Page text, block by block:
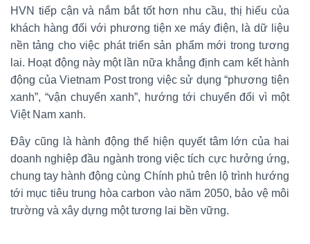
HVN tiếp cận và nắm bắt tốt hơn nhu cầu, thị hiếu của
khách hàng đối với phương tiện xe máy điện, là dữ liệu
nền tảng cho việc phát triển sản phẩm mới trong tương
lai. Hoạt động này một lần nữa khẳng định cam kết hành
động của Vietnam Post trong việc sử dụng “phương tiện
xanh”, “vận chuyển xanh”, hướng tới chuyển đổi vì một
Việt Nam xanh.
Đây cũng là hành động thể hiện quyết tâm lớn của hai
doanh nghiệp đầu ngành trong việc tích cực hưởng ứng,
chung tay hành động cùng Chính phủ trên lộ trình hướng
tới mục tiêu trung hòa carbon vào năm 2050, bảo vệ môi
trường và xây dựng một tương lai bền vững.